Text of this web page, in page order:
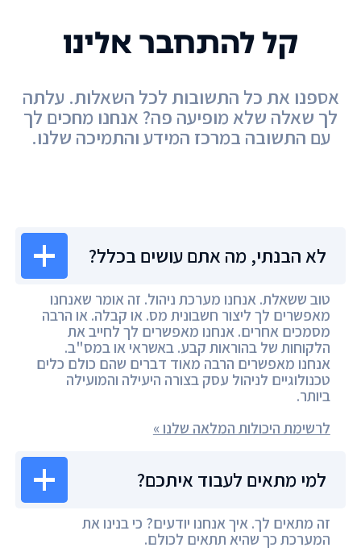
לא הבנתי, מה אתם עושים בכלל?
טוב ששאלת. אנחנו מערכת ניהול. זה אומר שאנחנו
מאפשרים לך ליצור חשבונית מס. או קבלה. או הרבה
מסמכים אחרים. אנחנו מאפשרים לך לחייב את
הלקוחות של בהוראות קבע. באשראי או במס"ב.
אנחנו מאפשרים הרבה מאוד דברים שהם כולם כלים
טכנולוגיים לניהול עסק בצורה היעילה והמועילה
ביותר.
לרשימת היכולות המלאה שלנו »
למי מתאים לעבוד איתכם?
זה מתאים לך. איך אנחנו יודעים? כי בנינו את
המערכת כך שהיא תתאים לכולם.
קל להתחבר אלינו
אספנו את כל התשובות לכל השאלות. עלתה
לך שאלה שלא מופיעה פה? אנחנו מחכים לך
עם התשובה במרכז המידע והתמיכה שלנו.